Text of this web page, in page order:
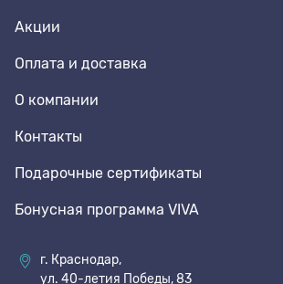
Акции
Оплата и доставка
О компании
Контакты
Подарочные сертификаты
Бонусная программа VIVA
г. Краснодар,
ул. 40-летия Победы, 83